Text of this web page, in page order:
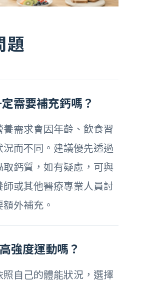
題
需要補充鈣嗎？
需求會因年齡、飲食習
況而不同。建議優先透過
取鈣質，如有疑慮，可與
或其他醫療專業人員討
外補充。
強度運動嗎？
自己的體能狀況，選擇